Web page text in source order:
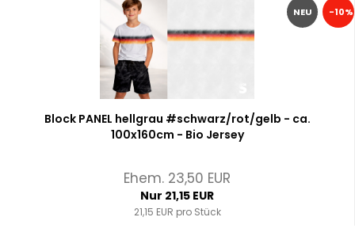
NEU -10%
Block PANEL hellgrau #schwarz/rot/gelb - ca.
100x160cm - Bio Jersey
Ehem. 23,50 EUR
Nur 21,15 EUR
21,15 EUR pro Stück